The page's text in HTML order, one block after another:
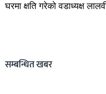
घरमा क्षति गरेको वडाध्यक्ष
सम्बन्धित खबर